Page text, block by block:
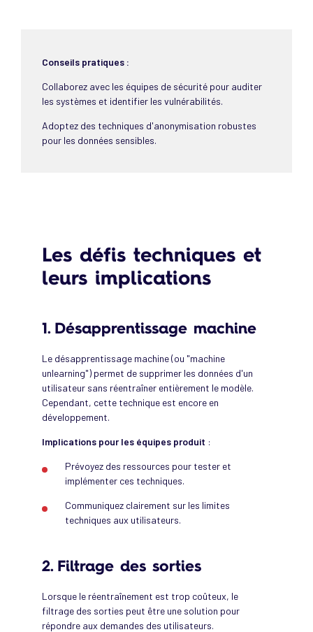
Conseils pratiques :
Collaborez avec les équipes de sécurité pour auditer
les systèmes et identifier les vulnérabilités.
Adoptez des techniques d'anonymisation robustes
pour les données sensibles.
Les défis techniques et
leurs implications
1. Désapprentissage machine
Le désapprentissage machine (ou "machine
unlearning") permet de supprimer les données d'un
utilisateur sans réentraîner entièrement le modèle.
Cependant, cette technique est encore en
développement.
Implications pour les équipes produit :
Prévoyez des ressources pour tester et
implémenter ces techniques.
Communiquez clairement sur les limites
techniques aux utilisateurs.
2. Filtrage des sorties
Lorsque le réentraînement est trop coûteux, le
filtrage des sorties peut être une solution pour
répondre aux demandes des utilisateurs.